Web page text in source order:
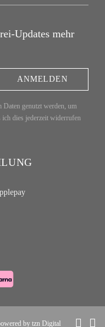
Updates mehr
Daten genutzt werden, um
dies jederzeit widerrufen
ANMELDEN
by tzn Digital